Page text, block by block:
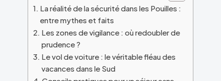
La réalité de la sécurité dans les Pouilles :
entre mythes et faits
Les zones de vigilance : où redoubler de
prudence ?
Le vol de voiture : le véritable fléau des
vacances dans le Sud